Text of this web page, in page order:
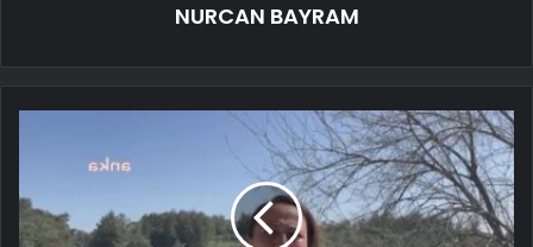
NURCAN BAYRAM